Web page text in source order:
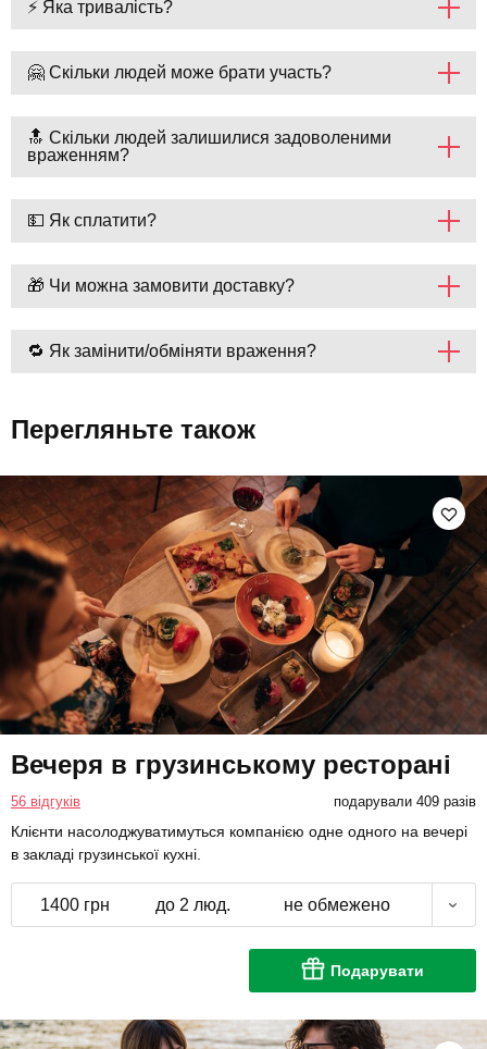
⚡ Яка тривалість?
🤗 Скільки людей може брати участь?
🔝 Скільки людей залишилися задоволеними
враженням?
💵 Як сплатити?
🎁 Чи можна замовити доставку?
🔁 Як замінити/обміняти враження?
Перегляньте також
Вечеря в грузинському ресторані
56 відгуків подарували 409 разів
Клієнти насолоджуватимуться компанією одне одного на вечері
в закладі грузинської кухні.
1400 грн до 2 люд. не обмежено
Подарувати